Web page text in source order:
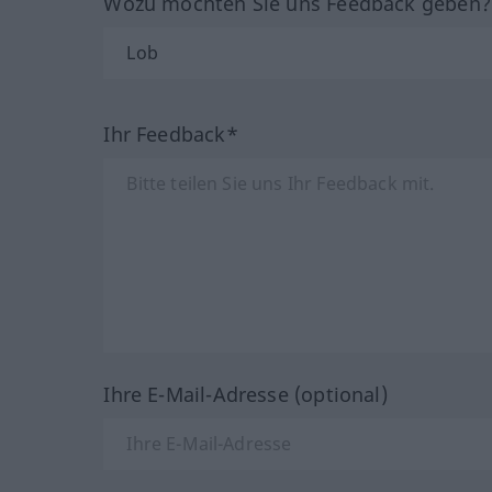
Ihr Feedback*
Ihre E-Mail-Adresse (optional)